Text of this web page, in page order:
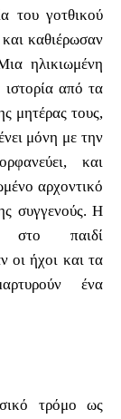
του γοτθικού
καθιέρωσαν
ηλικιωμένη
ιστορία από τα
μητέρας τους,
μόνη με την
και
αρχοντικό
συγγενούς. Η
στο παιδί
οι ήχοι και τα
ένα
τρόμο ως